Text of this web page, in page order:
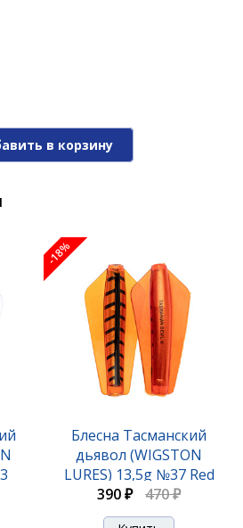
«Дьяволят» в
или стримером на отдельном
в корзину
-18%
Блесна Тасманский
дьявол (WIGSTON
LURES) 13,5g №37 Red
Wings
390 ₽ 470 ₽